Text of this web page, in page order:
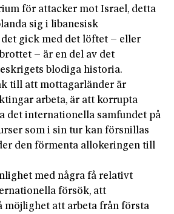
för attacker mot Israel, detta
sig i libanesisk
gick med det löftet – eller
– är en del av det
blodiga historia.
till att mottagarländer är
arbeta, är att korrupta
det internationella samfundet på
som i sin tur kan försnillas
den förmenta allokeringen till
med några få relativt
försök, att
möjlighet att arbeta från första